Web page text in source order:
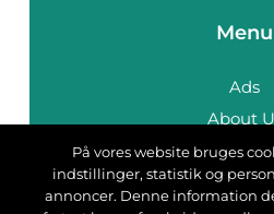
Menu
Ads
About
På vores website bruges
indstillinger, statistik og
annoncer. Denne information